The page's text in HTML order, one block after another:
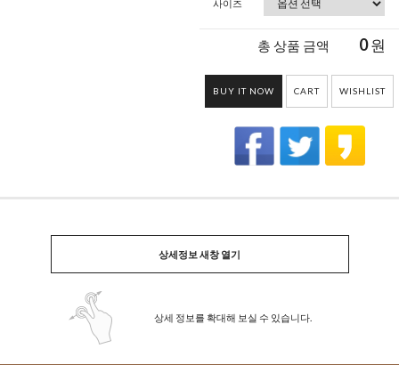
사이즈
총 상품 금액 0원
BUY IT NOW CART WISHLIST
상세정보 새창 열기
상세 정보를 확대해 보실 수 있습니다.